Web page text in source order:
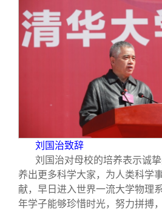
刘国治致辞
刘国治对母校的培养表示诚
养出更多科学大家，为人类科学
献，早日进入世界一流大学物理
年学子能够珍惜时光，努力拼搏